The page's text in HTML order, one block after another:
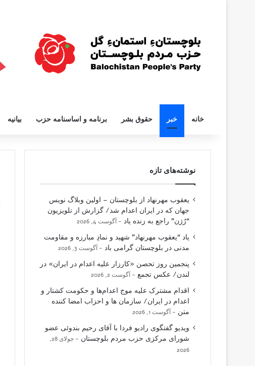
خانه خبر حقوق بشر برنامه و اساسنامه حزب بیانیه
نوشته‌های تازه
یعقوب مهرنهاد از بلوچستان – اولین وبلاگ نویس
جهان که در ایران اعدام شد/ گزارش از تلویزیون
“رُژن” راجع به زنده یاد
آگوست 4, 2026
یاد “یعقوب مهرنهاد” شهید و نمادِ مبارزه و مقاومت
مدنی در بلوچستان گرامی باد
آگوست 3, 2026
پنجمین روز تحصن «کارزار علیه اعدام در ایران» در
لندن/ عکس تجمع
آگوست 2, 2026
اقدام مشترک علیه موج اعدام‌ها و حکومت کشتار و
اعدام در ایران/ سازمان ها و احزاب امضا کننده
متن
آگوست 1, 2026
ویدیو گفتگوی رادیو فردا با آقای رحیم بندوئی عضو
شورای مرکزی حزب مردم بلوچستان
جولای 28,
2026